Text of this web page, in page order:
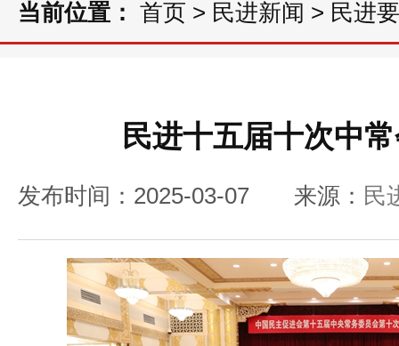
当前位置： 首页 > 民进新闻 > 民进
民进十五届十次中
发布时间：2025-03-07 来源： 民